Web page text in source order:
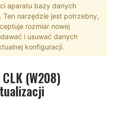
aparatu bazy danych
Ten narzędzie jest potrzebny,
rozmiar nowej
i usuwać danych
konfiguracji.
(W208)